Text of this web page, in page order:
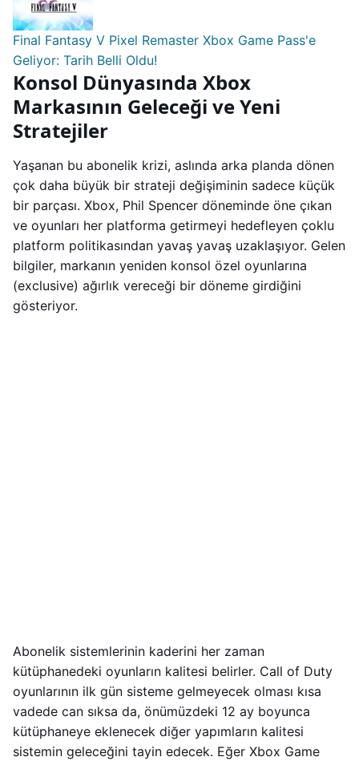
Final Fantasy V Pixel Remaster Xbox Game Pass'e
Geliyor: Tarih Belli Oldu!
Konsol Dünyasında Xbox
Markasının Geleceği ve Yeni
Stratejiler
Yaşanan bu abonelik krizi, aslında arka planda dönen
çok daha büyük bir strateji değişiminin sadece küçük
bir parçası. Xbox, Phil Spencer döneminde öne çıkan
ve oyunları her platforma getirmeyi hedefleyen çoklu
platform politikasından yavaş yavaş uzaklaşıyor. Gelen
bilgiler, markanın yeniden konsol özel oyunlarına
(exclusive) ağırlık vereceği bir döneme girdiğini
gösteriyor.
Abonelik sistemlerinin kaderini her zaman
kütüphanedeki oyunların kalitesi belirler. Call of Duty
oyunlarının ilk gün sisteme gelmeyecek olması kısa
vadede can sıksa da, önümüzdeki 12 ay boyunca
kütüphaneye eklenecek diğer yapımların kalitesi
sistemin geleceğini tayin edecek. Eğer Xbox Game